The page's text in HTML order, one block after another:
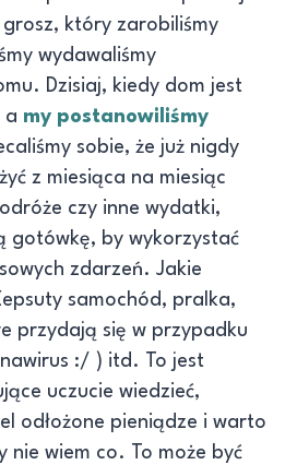
który zarobiliśmy
wydawaliśmy
Dzisiaj, kiedy dom jest
a my postanowiliśmy
sobie, że już nigdy
z miesiąca na miesiąc
czy inne wydatki,
gotówkę, by wykorzystać
zdarzeń. Jakie
samochód, pralka,
przydają się w przypadku
:/ ) itd. To jest
uczucie wiedzieć,
odłożone pieniądze i warto
nie wiem co. To może być